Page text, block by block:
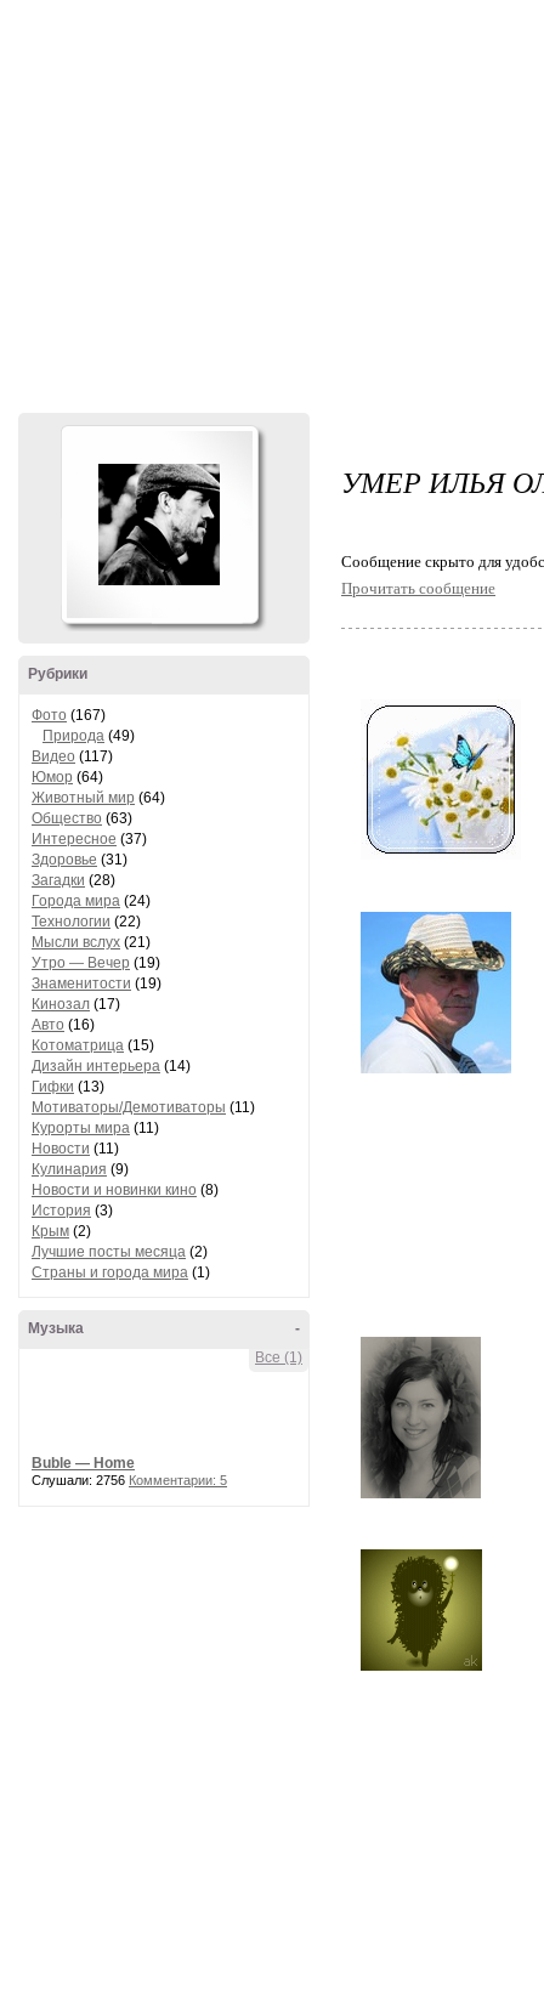
Рубрики
Фото (167)
Природа (49)
Видео (117)
Юмор (64)
Животный мир (64)
Общество (63)
Интересное (37)
Здоровье (31)
Загадки (28)
Города мира (24)
Технологии (22)
Мысли вслух (21)
Утро — Вечер (19)
Знаменитости (19)
Кинозал (17)
Авто (16)
Котоматрица (15)
Дизайн интерьера (14)
Гифки (13)
Мотиваторы/Демотиваторы (11)
Курорты мира (11)
Новости (11)
Кулинария (9)
Новости и новинки кино (8)
История (3)
Крым (2)
Лучшие посты месяца (2)
Страны и города мира (1)
-
Музыка
Все (1)
Buble — Home
Слушали: 2756 Комментарии: 5
УМЕР ИЛЬЯ
Cообщение скрыто для
Прочитать сообщение